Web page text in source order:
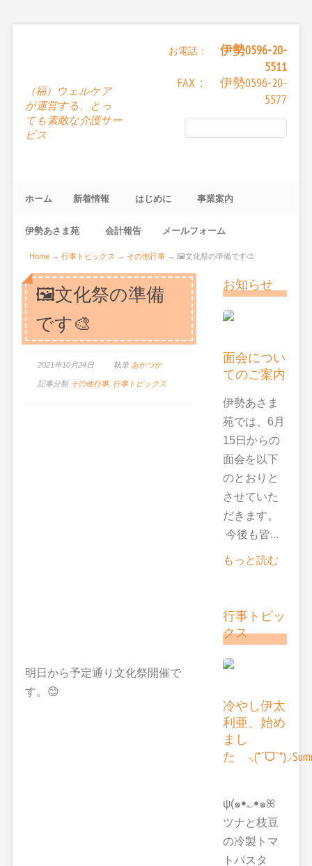
（福）ウェルケア
が運営する、とっ
ても素敵な介護サー
ビス
お電話：
伊勢0596-20-
5511
FAX： 伊勢0596-20-
5577
ホーム 新着情報 はじめに 事業案内
伊勢あさま苑 会計報告 メールフォーム
Home →行事トピックス → その他行事 →🖼文化祭の準備です🎨
🖼文化祭の準備
です🎨
2021年10月24日 執筆 あかつか
記事分類 その他行事, 行事トピックス
明日から予定通り文化祭開催で
す。😊
お知らせ
面会につい
てのご案内
伊勢あさま
苑では、6月
15日からの
面会を以下
のとおりと
させていた
だきます。
今後も皆...
もっと読む
行事トピッ
クス
冷やし伊太
利亜、始め
まし
た
ψ(๑ꔷ؎ꔷ๑ꕤ
ツナと枝豆
の冷製トマ
トパスタ